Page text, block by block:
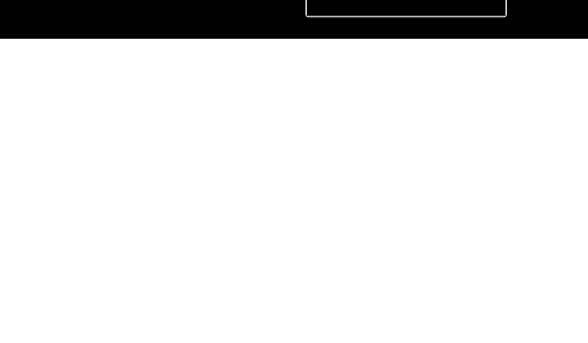
CONFIDENŢIALITATE